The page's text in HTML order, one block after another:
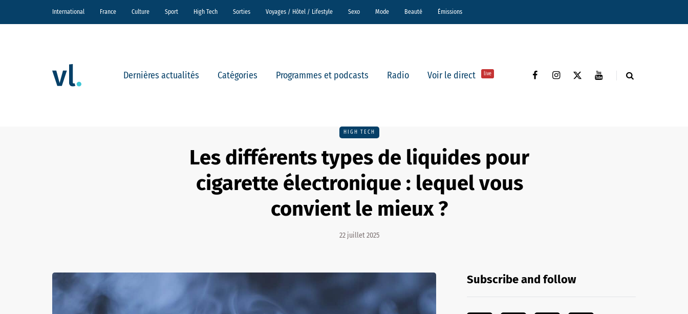
International France Culture Sport High Tech Sorties Voyages / Hôtel / Lifestyle Sexo Mode Beauté Émissions
Dernières actualités Catégories Programmes et podcasts Radio Voir le direct live
HIGH TECH
Les différents types de liquides pour
cigarette électronique : lequel vous
convient le mieux ?
22 juillet 2025
Subscribe and follow